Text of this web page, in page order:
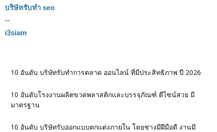
บริษัทรับทำ seo
--
i3siam
10 อันดับ บริษัทรับทำการตลาด ออนไลน์ ที่มีประสิทธิภาพ ปี 2026
10 อันดับโรงงานผลิตขวดพลาสติกและบรรจุภัณฑ์ ดีไซน์สวย มี
มาตรฐาน
10 อันดับ บริษัทรับออกแบบตกแต่งภายใน โดยช่างมีฝีมือดี งานมี